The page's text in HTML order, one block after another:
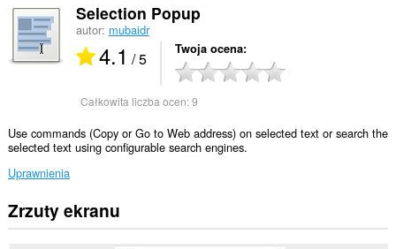
Selection Popup
autor: mubaidr
4.1 / 5 Twoja ocena
Całkowita liczba ocen:9
Use commands (Copy or Go to Web address) on selected text or search the
selected text using configurable search engines.
Uprawnienia
To
rozszerzenie
Zrzuty ekranu